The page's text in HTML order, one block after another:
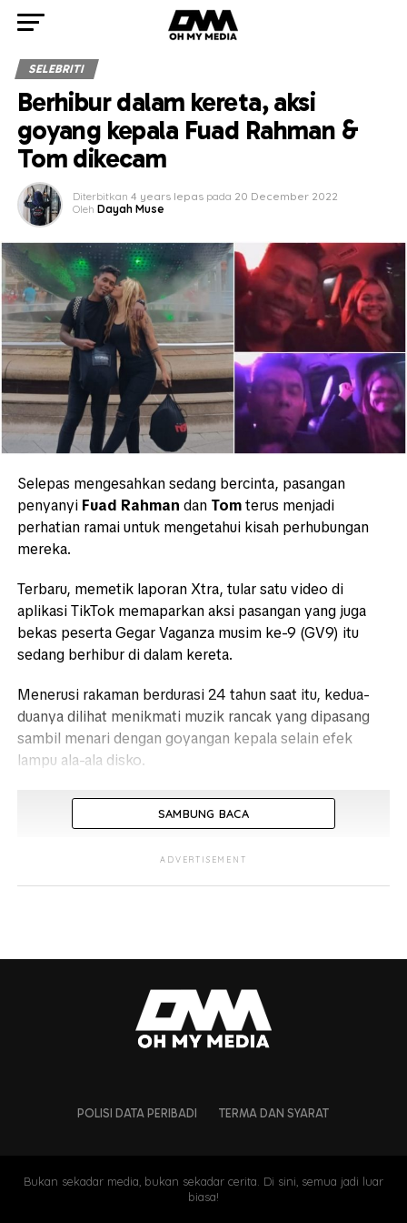
SELEBRITI
Berhibur dalam kereta, aksi
goyang kepala Fuad Rahman &
Tom dikecam
Diterbitkan 4 years lepas pada 20 December 2022
Oleh Dayah Muse
Selepas mengesahkan sedang bercinta, pasangan
penyanyi Fuad Rahman dan Tomterus menjadi
perhatian ramai untuk mengetahui kisah perhubungan
mereka.
Terbaru, memetik laporan Xtra, tular satu video di
aplikasi TikTok memaparkan aksi pasangan yang juga
bekas peserta Gegar Vaganza musim ke-9 (GV9) itu
sedang berhibur di dalam kereta.
Menerusi rakaman berdurasi 24 tahun saat itu, kedua-
duanya dilihat menikmati muzik rancak yang dipasang
sambil menari dengan goyangan kepala selain efek
lampu ala-ala disko.
SAMBUNG BACA
ADVERTISEMENT
POLISI DATA PERIBADI TERMA DAN SYARAT
Bukan sekadar media, bukan sekadar cerita. Di sini, semua jadi luar
biasa!